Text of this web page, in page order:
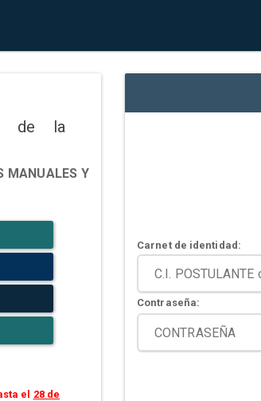
de la
MANUALES Y
el 28 de
Carnet de identidad:
Contraseña: